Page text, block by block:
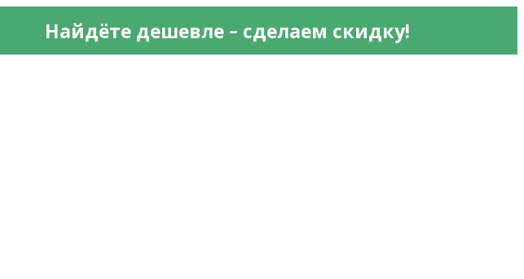
Найдёте дешевле - сделаем скидку!